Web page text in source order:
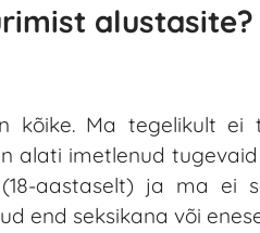
alustasite?
kõike. Ma tegelikult ei
alati imetlenud
aastaselt) ja ma ei
end seksikana või